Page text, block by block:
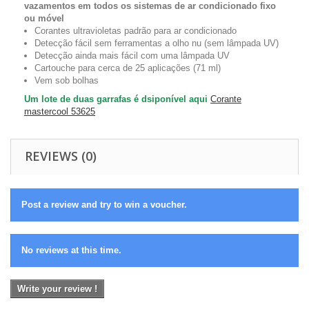
vazamentos em todos os sistemas de ar condicionado fixo
ou móvel
Corantes ultravioletas padrão para ar condicionado
Detecção fácil sem ferramentas a olho nu (sem lâmpada UV)
Detecção ainda mais fácil com uma lâmpada UV
Cartouche para cerca de 25 aplicações (71 ml)
Vem sob bolhas
Um lote de duas garrafas é dsiponível aqui Corante
mastercool 53625
REVIEWS (0)
Post a review and try to win a voucher.
No reviews at this time.
Write your review !